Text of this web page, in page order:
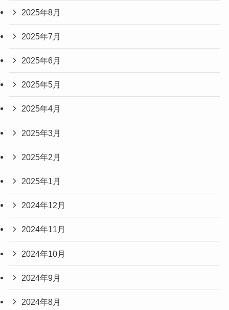
2025年8月
2025年7月
2025年6月
2025年5月
2025年4月
2025年3月
2025年2月
2025年1月
2024年12月
2024年11月
2024年10月
2024年9月
2024年8月